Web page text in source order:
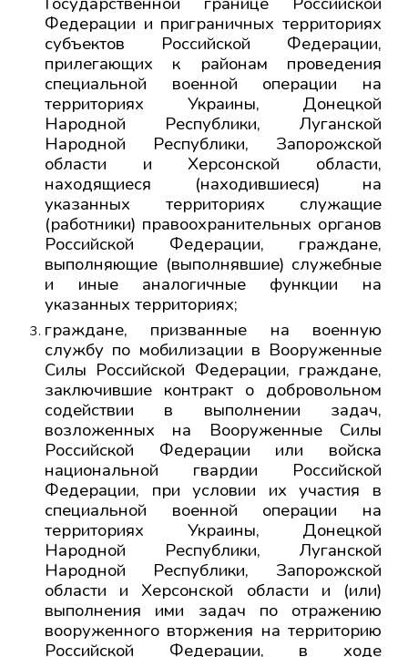
Федерации и приграничных территориях
субъектов Российской Федерации,
прилегающих к районам проведения
специальной военной операции на
территориях Украины, Донецкой
Народной Республики, Луганской
Народной Республики, Запорожской
области и Херсонской области,
находящиеся (находившиеся) на
указанных территориях служащие
(работники) правоохранительных органов
Российской Федерации, граждане,
выполняющие (выполнявшие) служебные
и иные аналогичные функции на
указанных территориях;
граждане, призванные на военную
службу по мобилизации в Вооруженные
Силы Российской Федерации, граждане,
заключившие контракт о добровольном
содействии в выполнении задач,
возложенных на Вооруженные Силы
Российской Федерации или войска
национальной гвардии Российской
Федерации, при условии их участия в
специальной военной операции на
территориях Украины, Донецкой
Народной Республики, Луганской
Народной Республики, Запорожской
области и Херсонской области и (или)
выполнения ими задач по отражению
вооруженного вторжения на территорию
Российской Федерации, в ходе